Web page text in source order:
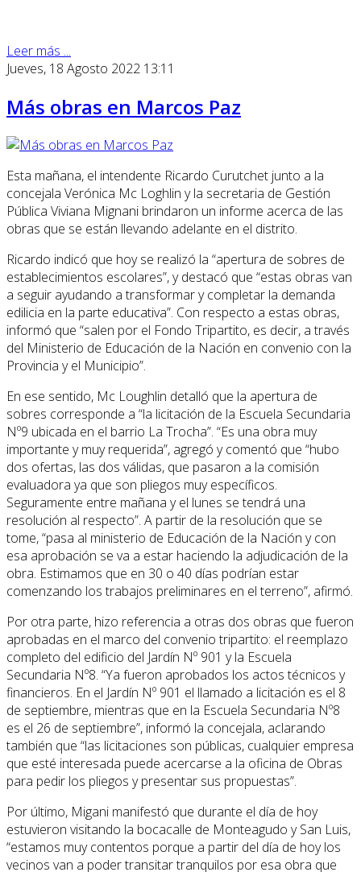
Leer más ...
Jueves, 18 Agosto 2022 13:11
Más obras en Marcos Paz
Esta mañana, el intendente Ricardo Curutchet junto a la
concejala Verónica Mc Loghlin y la secretaria de Gestión
Pública Viviana Mignani brindaron un informe acerca de las
obras que se están llevando adelante en el distrito.
Ricardo indicó que hoy se realizó la “apertura de sobres de
establecimientos escolares”, y destacó que “estas obras van
a seguir ayudando a transformar y completar la demanda
edilicia en la parte educativa”. Con respecto a estas obras,
informó que “salen por el Fondo Tripartito, es decir, a través
del Ministerio de Educación de la Nación en convenio con la
Provincia y el Municipio”.
En ese sentido, Mc Loughlin detalló que la apertura de
sobres corresponde a “la licitación de la Escuela Secundaria
Nº9 ubicada en el barrio La Trocha”. “Es una obra muy
importante y muy requerida”, agregó y comentó que “hubo
dos ofertas, las dos válidas, que pasaron a la comisión
evaluadora ya que son pliegos muy específicos.
Seguramente entre mañana y el lunes se tendrá una
resolución al respecto”. A partir de la resolución que se
tome, “pasa al ministerio de Educación de la Nación y con
esa aprobación se va a estar haciendo la adjudicación de la
obra. Estimamos que en 30 o 40 días podrían estar
comenzando los trabajos preliminares en el terreno”, afirmó.
Por otra parte, hizo referencia a otras dos obras que fueron
aprobadas en el marco del convenio tripartito: el reemplazo
completo del edificio del Jardín Nº 901 y la Escuela
Secundaria Nº8. “Ya fueron aprobados los actos técnicos y
financieros. En el Jardín Nº 901 el llamado a licitación es el 8
de septiembre, mientras que en la Escuela Secundaria Nº8
es el 26 de septiembre”, informó la concejala, aclarando
también que “las licitaciones son públicas, cualquier empresa
que esté interesada puede acercarse a la oficina de Obras
para pedir los pliegos y presentar sus propuestas”.
Por último, Migani manifestó que durante el día de hoy
estuvieron visitando la bocacalle de Monteagudo y San Luis,
“estamos muy contentos porque a partir del día de hoy los
vecinos van a poder transitar tranquilos por esa obra que